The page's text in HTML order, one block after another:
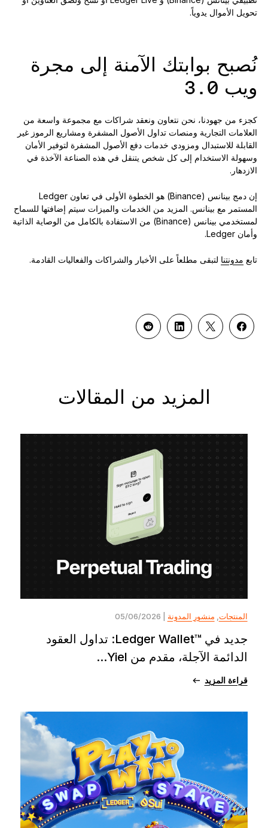
تحويل الأموال يدوياً.
نُصبح بوابتك الآمنة إلى مجرة
ويب 3.0
كجزء من جهودنا، نحن نتعاون ونعقد شراكات مع مجموعة واسعة من
العلامات التجارية ومنصات تداول الأصول المشفرة ومشاريع الرموز غير
القابلة للاستبدال ومزودي خدمات دفع الأصول المشفرة لتوفير الأمان
وسهولة الاستخدام إلى كل شخص يتنقل في هذه الصناعة الآخذة في
الازدهار.
إن دمج بينانس (Binance) هو الخطوة الأولى في تعاون Ledger
المستمر مع بينانس. المزيد من الخدمات والميزات سيتم إضافتها للسماح
لمستخدمي بينانس (Binance) من الاستفادة بالكامل من الوصاية الذاتية
وأمان Ledger.
تابع مدونتنا لتبقى مطلعاً على الأخبار والشراكات والفعاليات القادمة.
المزيد من المقالات
المنتجات, منشور المدونة
جديد في ™Ledger Wallet: تداول العقود
الدائمة الآجلة، مقدم من Yiel...
قراءة المزيد